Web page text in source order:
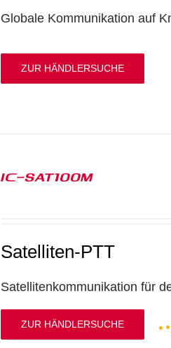
Globale Kommunikation auf
ZUR HÄNDLERSUCHE
IC-SAT100M
Satelliten-PTT
Satellitenkommunikation für
ZUR HÄNDLERSUCHE